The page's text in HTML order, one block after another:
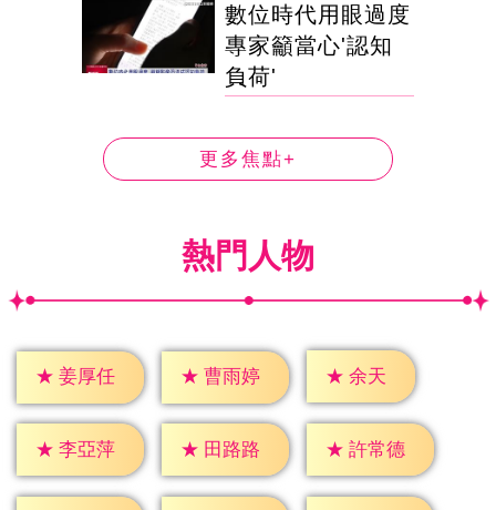
數位時代用眼過度
專家籲當心'認知
負荷'
更多焦點+
熱門人物
★ 姜厚任 ★ 曹雨婷 ★ 余天
★ 李亞萍 ★ 田路路 ★ 許常德